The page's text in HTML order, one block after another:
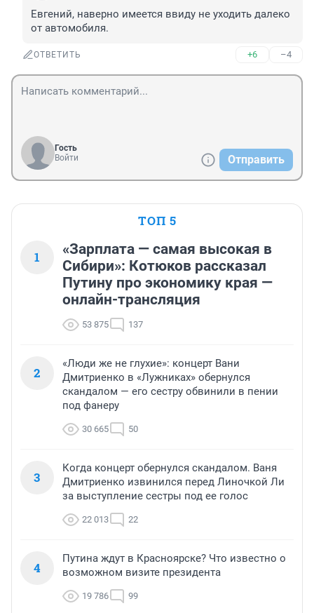
Евгений, наверно имеется ввиду не уходить далеко
от автомобиля.
ОТВЕТИТЬ +6 –4
Гость
Войти
Отправить
ТОП 5
1
«Зарплата — самая высокая в
Сибири»: Котюков рассказал
Путину про экономику края —
онлайн-трансляция
53 875 137
2
«Люди же не глухие»: концерт Вани
Дмитриенко в «Лужниках» обернулся
скандалом — его сестру обвинили в пении
под фанеру
30 665 50
3
Когда концерт обернулся скандалом. Ваня
Дмитриенко извинился перед Линочкой Ли
за выступление сестры под ее голос
22 013 22
4
Путина ждут в Красноярске? Что известно о
возможном визите президента
19 786 99